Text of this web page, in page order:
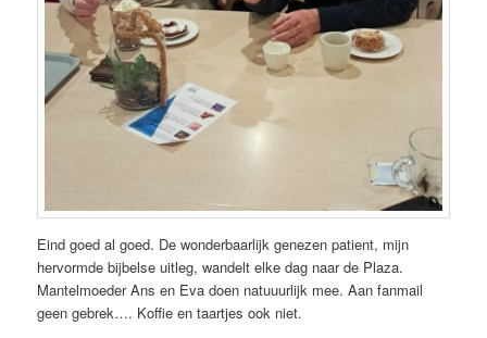
Eind goed al goed. De wonderbaarlijk genezen patient, mijn
hervormde bijbelse uitleg, wandelt elke dag naar de Plaza.
Mantelmoeder Ans en Eva doen natuuurlijk mee. Aan fanmail
geen gebrek…. Koffie en taartjes ook niet.